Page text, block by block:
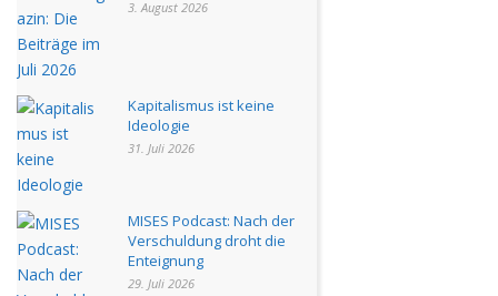
3. August 2026
Kapitalismus ist keine
Ideologie
31. Juli 2026
MISES Podcast: Nach der
Verschuldung droht die
Enteignung
29. Juli 2026